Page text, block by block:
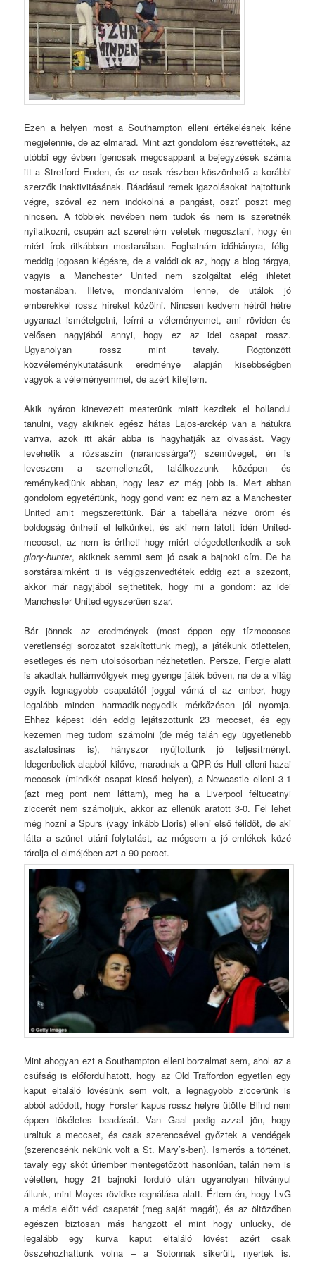
Ezen a helyen most a Southampton elleni értékelésnek kéne
megjelennie, de az elmarad. Mint azt gondolom észrevettétek, az
utóbbi egy évben igencsak megcsappant a bejegyzések száma
itt a Stretford Enden, és ez csak részben köszönhető a korábbi
szerzők inaktivitásának. Ráadásul remek igazolásokat hajtottunk
végre, szóval ez nem indokolná a pangást, oszt’ poszt meg
nincsen. A többiek nevében nem tudok és nem is szeretnék
nyilatkozni, csupán azt szeretném veletek megosztani, hogy én
miért írok ritkábban mostanában. Foghatnám időhiányra, félig-
meddig jogosan kiégésre, de a valódi ok az, hogy a blog tárgya,
vagyis a Manchester United nem szolgáltat elég ihletet
mostanában. Illetve, mondanivalóm lenne, de utálok jó
emberekkel rossz híreket közölni. Nincsen kedvem hétről hétre
ugyanazt ismételgetni, leírni a véleményemet, ami röviden és
velősen nagyjából annyi, hogy ez az idei csapat rossz.
Ugyanolyan rossz mint tavaly. Rögtönzött
közvéleménykutatásunk eredménye alapján kisebbségben
vagyok a véleményemmel, de azért kifejtem.
Akik nyáron kinevezett mesterünk miatt kezdtek el hollandul
tanulni, vagy akiknek egész hátas Lajos-arckép van a hátukra
varrva, azok itt akár abba is hagyhatják az olvasást. Vagy
levehetik a rózsaszín (narancssárga?) szemüveget, én is
leveszem a szemellenzőt, találkozzunk középen és
reménykedjünk abban, hogy lesz ez még jobb is. Mert abban
gondolom egyetértünk, hogy gond van: ez nem az a Manchester
United amit megszerettünk. Bár a tabellára nézve öröm és
boldogság öntheti el lelkünket, és aki nem látott idén United-
meccset, az nem is értheti hogy miért elégedetlenkedik a sok
glory-hunter, akiknek semmi sem jó csak a bajnoki cím. De ha
sorstársaimként ti is végigszenvedtétek eddig ezt a szezont,
akkor már nagyjából sejthetitek, hogy mi a gondom: az idei
Manchester United egyszerűen szar.
Bár jönnek az eredmények (most éppen egy tízmeccses
veretlenségi sorozatot szakítottunk meg), a játékunk ötlettelen,
esetleges és nem utolsósorban nézhetetlen. Persze, Fergie alatt
is akadtak hullámvölgyek meg gyenge játék bőven, na de a világ
egyik legnagyobb csapatától joggal várná el az ember, hogy
legalább minden harmadik-negyedik mérkőzésen jól nyomja.
Ehhez képest idén eddig lejátszottunk 23 meccset, és egy
kezemen meg tudom számolni (de még talán egy ügyetlenebb
asztalosinas is), hányszor nyújtottunk jó teljesítményt.
Idegenbeliek alapból kilőve, maradnak a QPR és Hull elleni hazai
meccsek (mindkét csapat kieső helyen), a Newcastle elleni 3-1
(azt meg pont nem láttam), meg ha a Liverpool féltucatnyi
ziccerét nem számoljuk, akkor az ellenük aratott 3-0. Fel lehet
még hozni a Spurs (vagy inkább Lloris) elleni első félidőt, de aki
látta a szünet utáni folytatást, az mégsem a jó emlékek közé
tárolja el elméjében azt a 90 percet.
Mint ahogyan ezt a Southampton elleni borzalmat sem, ahol az a
csúfság is előfordulhatott, hogy az Old Traffordon egyetlen egy
kaput eltaláló lövésünk sem volt, a legnagyobb ziccerünk is
abból adódott, hogy Forster kapus rossz helyre ütötte Blind nem
éppen tökéletes beadását. Van Gaal pedig azzal jön, hogy
uraltuk a meccset, és csak szerencsével győztek a vendégek
(szerencsénk nekünk volt a St. Mary’s-ben). Ismerős a történet,
tavaly egy skót úriember mentegetőzött hasonlóan, talán nem is
véletlen, hogy 21 bajnoki forduló után ugyanolyan hitványul
állunk, mint Moyes rövidke regnálása alatt. Értem én, hogy LvG
a média előtt védi csapatát (meg saját magát), és az öltözőben
egészen biztosan más hangzott el mint hogy unlucky, de
legalább egy kurva kaput eltaláló lövést azért csak
összehozhattunk volna – a Sotonnak sikerült, nyertek is.